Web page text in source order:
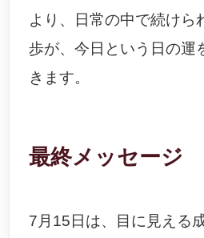
より、日常の中で続けら
歩が、今日という日の運
きます。
最終メッセージ
7月15日は、目に見える